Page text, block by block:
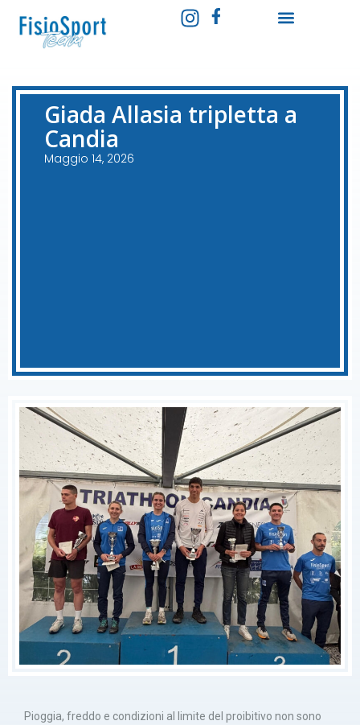
Giada Allasia tripletta a
Candia
Maggio 14, 2026
Pioggia, freddo e condizioni al limite del proibitivo non sono